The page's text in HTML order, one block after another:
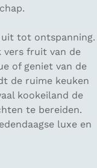
tot ontspanning.
vers fruit van de
of geniet van de
de ruime keuken
kookeiland de
te bereiden.
luxe en